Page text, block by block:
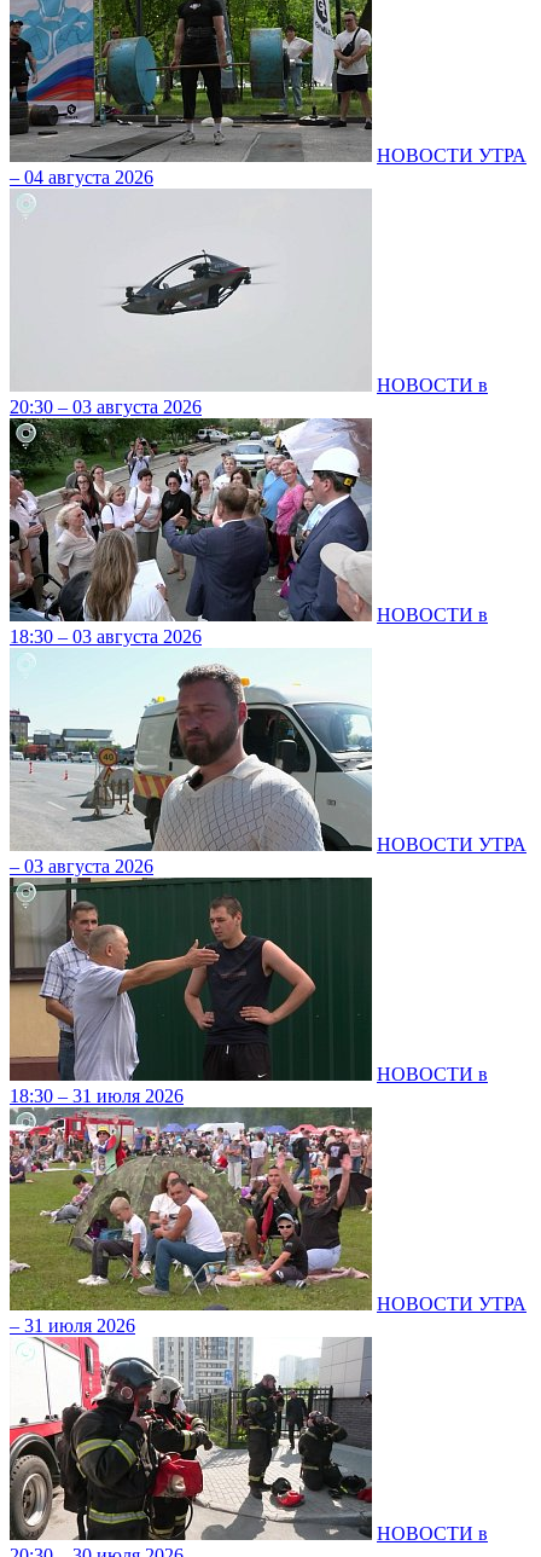
НОВОСТИ УТРА
– 04 августа 2026
НОВОСТИ в
20:30 – 03 августа 2026
НОВОСТИ в
18:30 – 03 августа 2026
НОВОСТИ УТРА
– 03 августа 2026
НОВОСТИ в
18:30 – 31 июля 2026
НОВОСТИ УТРА
– 31 июля 2026
НОВОСТИ в